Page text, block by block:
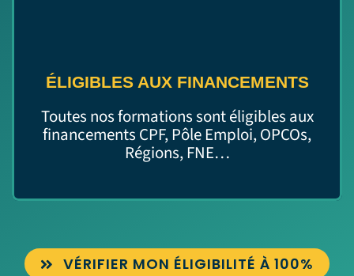
ÉLIGIBLES AUX FINANCEMENTS
Toutes nos formations sont éligibles aux
financements CPF, Pôle Emploi, OPCOs,
Régions, FNE…
VÉRIFIER MON ÉLIGIBILITÉ À 100%